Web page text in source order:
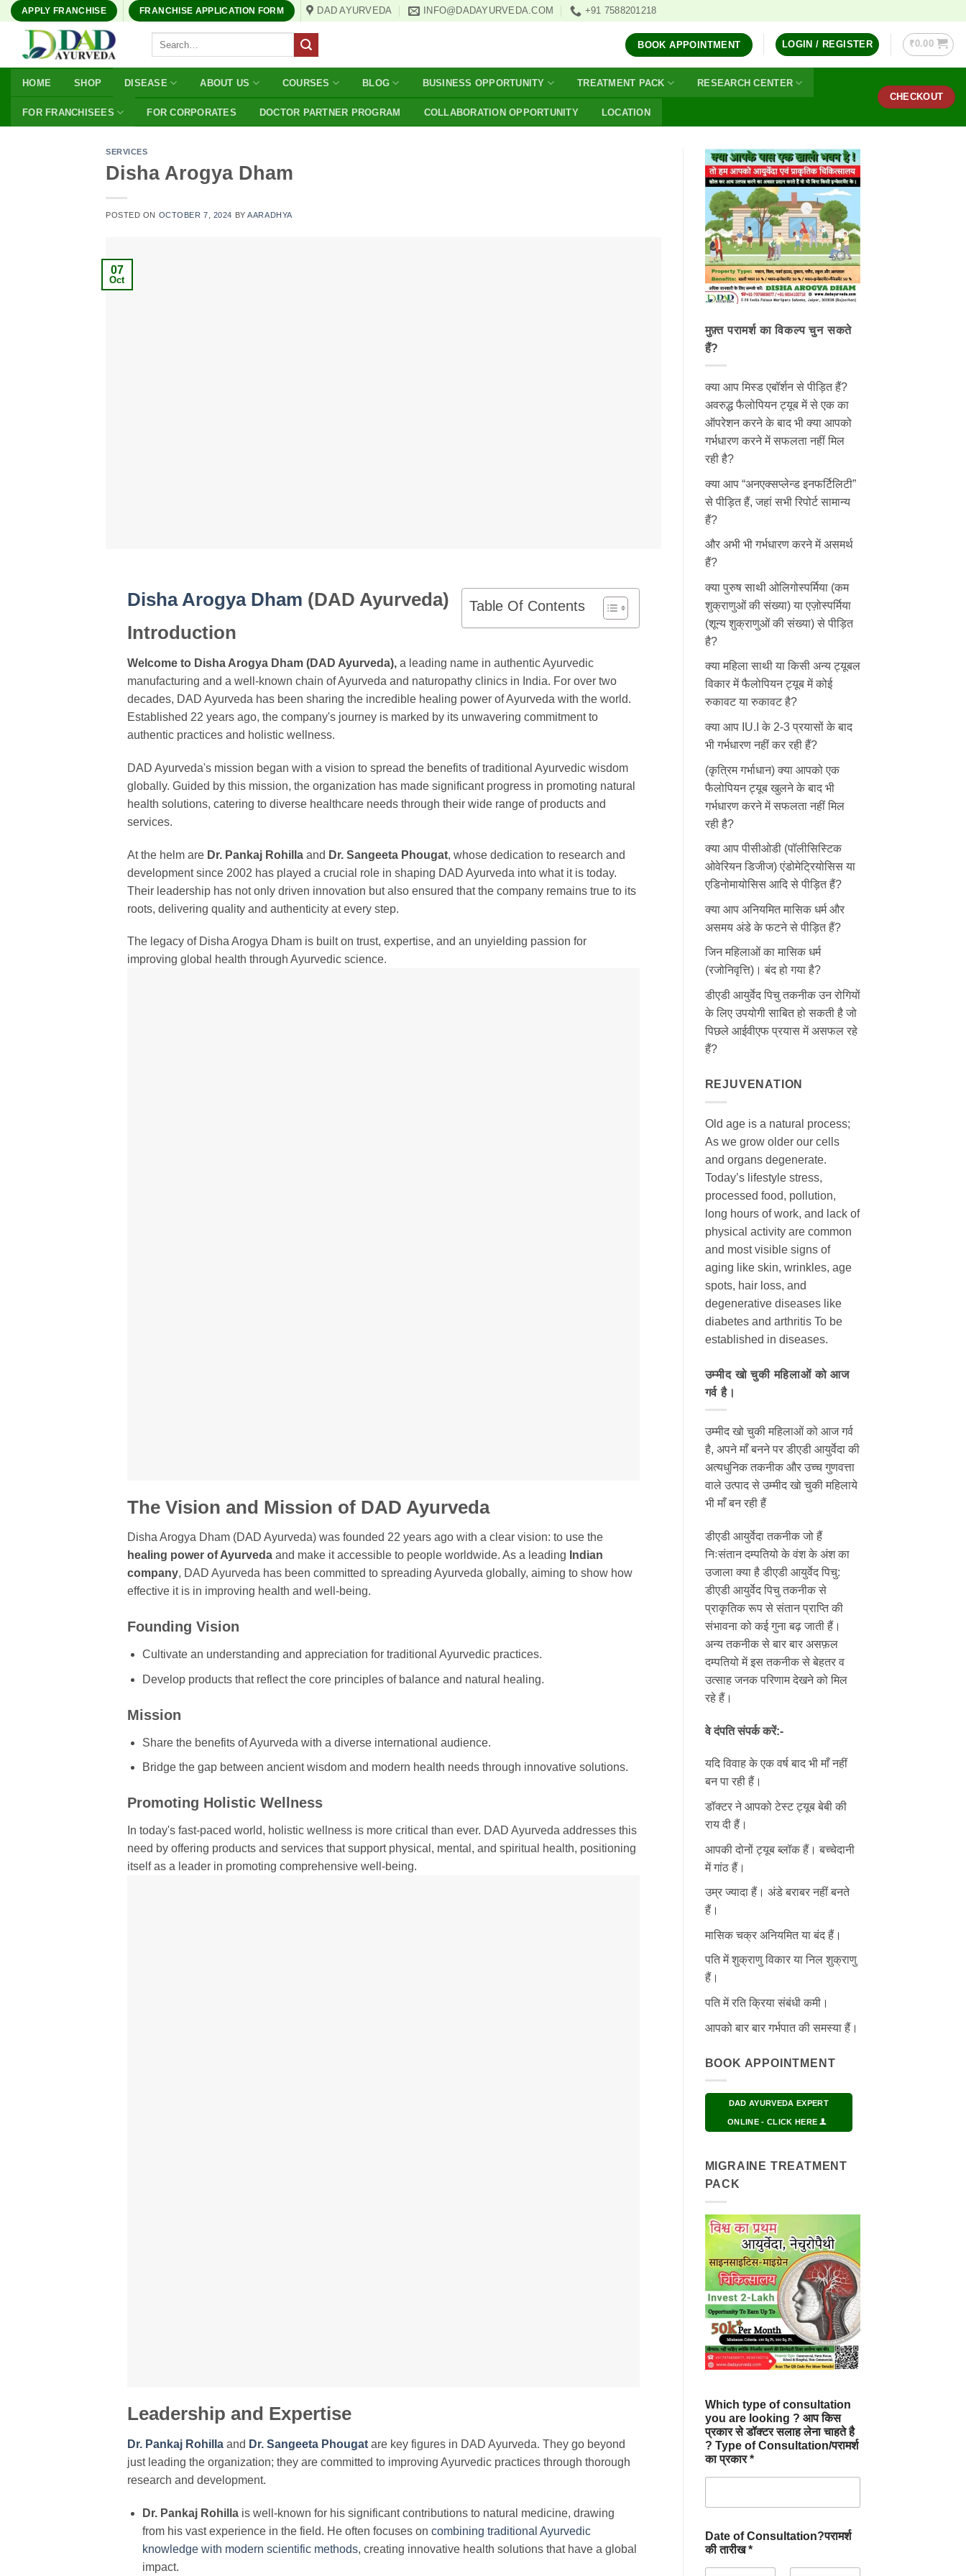
Skip
content
APPLY FRANCHISE FRANCHISE APPLICATION FORM DAD AYURVEDA INFO@DADAYURVEDA.COM +91 7588201218
BOOK APPOINTMENT LOGIN / REGISTER ₹0.00
HOME SHOP DISEASE ABOUT US COURSES BLOG BUSINESS OPPORTUNITY TREATMENT PACK RESEARCH CENTER
FOR FRANCHISEES FOR CORPORATES DOCTOR PARTNER PROGRAM COLLABORATION OPPORTUNITY LOCATION
CHECKOUT
SERVICES
Disha Arogya Dham
POSTED ON OCTOBER 7, 2024 BYAARADHYA
07
Oct
Table Of Contents
Disha Arogya Dham (DAD Ayurveda)
Introduction
Welcome to Disha Arogya Dham (DAD Ayurveda), a leading name in authentic Ayurvedic
manufacturing and a well-known chain of Ayurveda and naturopathy clinics in India. For over two
decades, DAD Ayurveda has been sharing the incredible healing power of Ayurveda with the world.
Established 22 years ago, the company's journey is marked by its unwavering commitment to
authentic practices and holistic wellness.
DAD Ayurveda's mission began with a vision to spread the benefits of traditional Ayurvedic wisdom
globally. Guided by this mission, the organization has made significant progress in promoting natural
health solutions, catering to diverse healthcare needs through their wide range of products and
services.
At the helm are Dr. Pankaj Rohilla and Dr. Sangeeta Phougat, whose dedication to research and
development since 2002 has played a crucial role in shaping DAD Ayurveda into what it is today.
Their leadership has not only driven innovation but also ensured that the company remains true to its
roots, delivering quality and authenticity at every step.
The legacy of Disha Arogya Dham is built on trust, expertise, and an unyielding passion for
improving global health through Ayurvedic science.
The Vision and Mission of DAD Ayurveda
Disha Arogya Dham (DAD Ayurveda) was founded 22 years ago with a clear vision: to use the
healing power of Ayurveda and make it accessible to people worldwide. As a leading Indian
company, DAD Ayurveda has been committed to spreading Ayurveda globally, aiming to show how
effective it is in improving health and well-being.
Founding Vision
Cultivate an understanding and appreciation for traditional Ayurvedic practices.
Develop products that reflect the core principles of balance and natural healing.
Mission
Share the benefits of Ayurveda with a diverse international audience.
Bridge the gap between ancient wisdom and modern health needs through innovative solutions.
Promoting Holistic Wellness
In today's fast-paced world, holistic wellness is more critical than ever. DAD Ayurveda addresses this
need by offering products and services that support physical, mental, and spiritual health, positioning
itself as a leader in promoting comprehensive well-being.
Leadership and Expertise
Dr. Pankaj Rohilla and Dr. Sangeeta Phougat are key figures in DAD Ayurveda. They go beyond
just leading the organization; they are committed to improving Ayurvedic practices through thorough
research and development.
Dr. Pankaj Rohillais well-known for his significant contributions to natural medicine, drawing
from his vast experience in the field. He often focuses on combining traditional Ayurvedic
knowledge with modern scientific methods, creating innovative health solutions that have a global
impact.
मुफ़्त परामर्श का विकल्प चुन सकते
हैं?
क्या आप मिस्ड एबॉर्शन से पीड़ित हैं?
अवरुद्ध फैलोपियन ट्यूब में से एक का
ऑपरेशन करने के बाद भी क्या आपको
गर्भधारण करने में सफलता नहीं मिल
रही है?
क्या आप “अनएक्सप्लेन्ड इनफर्टिलिटी”
से पीड़ित हैं, जहां सभी रिपोर्ट सामान्य
हैं?
और अभी भी गर्भधारण करने में असमर्थ
हैं?
क्या पुरुष साथी ओलिगोस्पर्मिया (कम
शुक्राणुओं की संख्या) या एज़ोस्पर्मिया
(शून्य शुक्राणुओं की संख्या) से पीड़ित
है?
क्या महिला साथी या किसी अन्य ट्यूबल
विकार में फैलोपियन ट्यूब में कोई
रुकावट या रुकावट है?
क्या आप IU.I के 2-3 प्रयासों के बाद
भी गर्भधारण नहीं कर रही हैं?
(कृत्रिम गर्भाधान) क्या आपको एक
फैलोपियन ट्यूब खुलने के बाद भी
गर्भधारण करने में सफलता नहीं मिल
रही है?
क्या आप पीसीओडी (पॉलीसिस्टिक
ओवेरियन डिजीज) एंडोमेट्रियोसिस या
एडिनोमायोसिस आदि से पीड़ित हैं?
क्या आप अनियमित मासिक धर्म और
असमय अंडे के फटने से पीड़ित हैं?
जिन महिलाओं का मासिक धर्म
(रजोनिवृत्ति)। बंद हो गया है?
डीएडी आयुर्वेद पिचु तकनीक उन रोगियों
के लिए उपयोगी साबित हो सकती है जो
पिछले आईवीएफ प्रयास में असफल रहे
हैं?
REJUVENATION
Old age is a natural process;
As we grow older our cells
and organs degenerate.
Today’s lifestyle stress,
processed food, pollution,
long hours of work, and lack of
physical activity are common
and most visible signs of
aging like skin, wrinkles, age
spots, hair loss, and
degenerative diseases like
diabetes and arthritis To be
established in diseases.
उम्मीद खो चुकी महिलाओं को आज
गर्व है।
उम्मीद खो चुकी महिलाओं को आज गर्व
है, अपने माँ बनने पर डीएडी आयुर्वेदा की
अत्यधुनिक तकनीक और उच्च गुणवत्ता
वाले उत्पाद से उम्मीद खो चुकी महिलाये
भी माँ बन रही हैं
डीएडी आयुर्वेदा तकनीक जो हैं
निःसंतान दम्पतियो के वंश के अंश का
उजाला क्या है डीएडी आयुर्वेद पिचु:
डीएडी आयुर्वेद पिचु तकनीक से
प्राकृतिक रूप से संतान प्राप्ति की
संभावना को कई गुना बढ़ जाती हैं।
अन्य तकनीक से बार बार असफ़ल
दम्पतियो में इस तकनीक से बेहतर व
उत्साह जनक परिणाम देखने को मिल
रहे हैं।
वे दंपति संपर्क करें:-
यदि विवाह के एक वर्ष बाद भी माँ नहीं
बन पा रही हैं।
डॉक्टर ने आपको टेस्ट ट्यूब बेबी की
राय दी हैं।
आपकी दोनों ट्यूब ब्लॉक हैं। बच्चेदानी
में गांठ हैं।
उम्र ज्यादा हैं। अंडे बराबर नहीं बनते
हैं।
मासिक चक्र अनियमित या बंद हैं।
पति में शुक्राणु विकार या निल शुक्राणु
हैं।
पति में रति क्रिया संबंधी कमी।
आपको बार बार गर्भपात की समस्या हैं।
BOOK APPOINTMENT
DAD AYURVEDA EXPERT
ONLINE - CLICK HERE
MIGRAINE TREATMENT
PACK
Which type of consultation
you are looking ? आप किस
प्रकार से डॉक्टर सलाह लेना चाहते है
? Type of Consultation/परामर्श
का प्रकार *
Date of Consultation?परामर्श
की तारीख *